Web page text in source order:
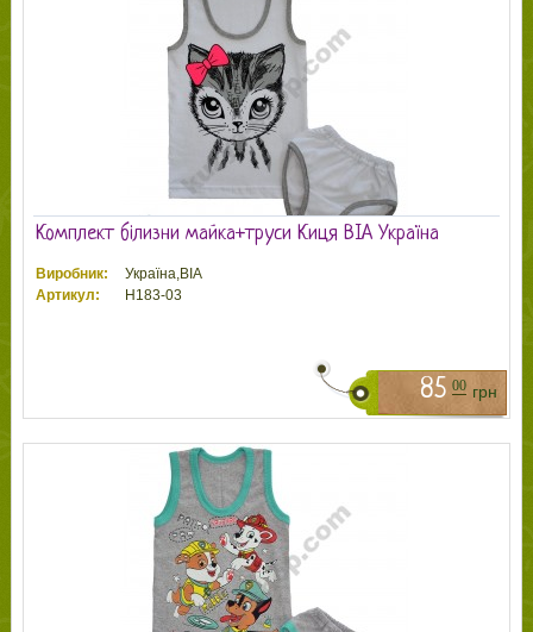
Комплект білизни майка+труси Киця ВІА Україна
Виробник:
Україна,ВІА
Артикул:
Н183-03
85 00 грн